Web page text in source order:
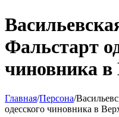
Фальстарт
чиновника
Главная/Персона/
одесского чиновника в